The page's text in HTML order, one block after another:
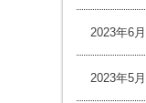
2023年6月
2023年5月